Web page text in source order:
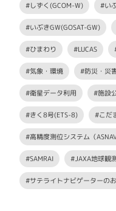
#しずく(GCOM-W) #い
#いぶきGW(GOSAT-GW)
#ひまわり #LUCAS
#気象・環境 #防災・災
#衛星データ利用 #施設
#きく8号(ETS-8) #こだ
#高精度測位システム（ASNAV
#SAMRAI #JAXA地球観
#サテライトナビゲーターの